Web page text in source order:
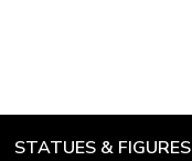
STATUES & FIGURES